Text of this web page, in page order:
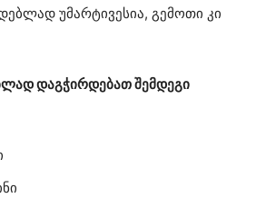
უმარტივესია, გემოთი კი
დაგჭირდებათ შემდეგი